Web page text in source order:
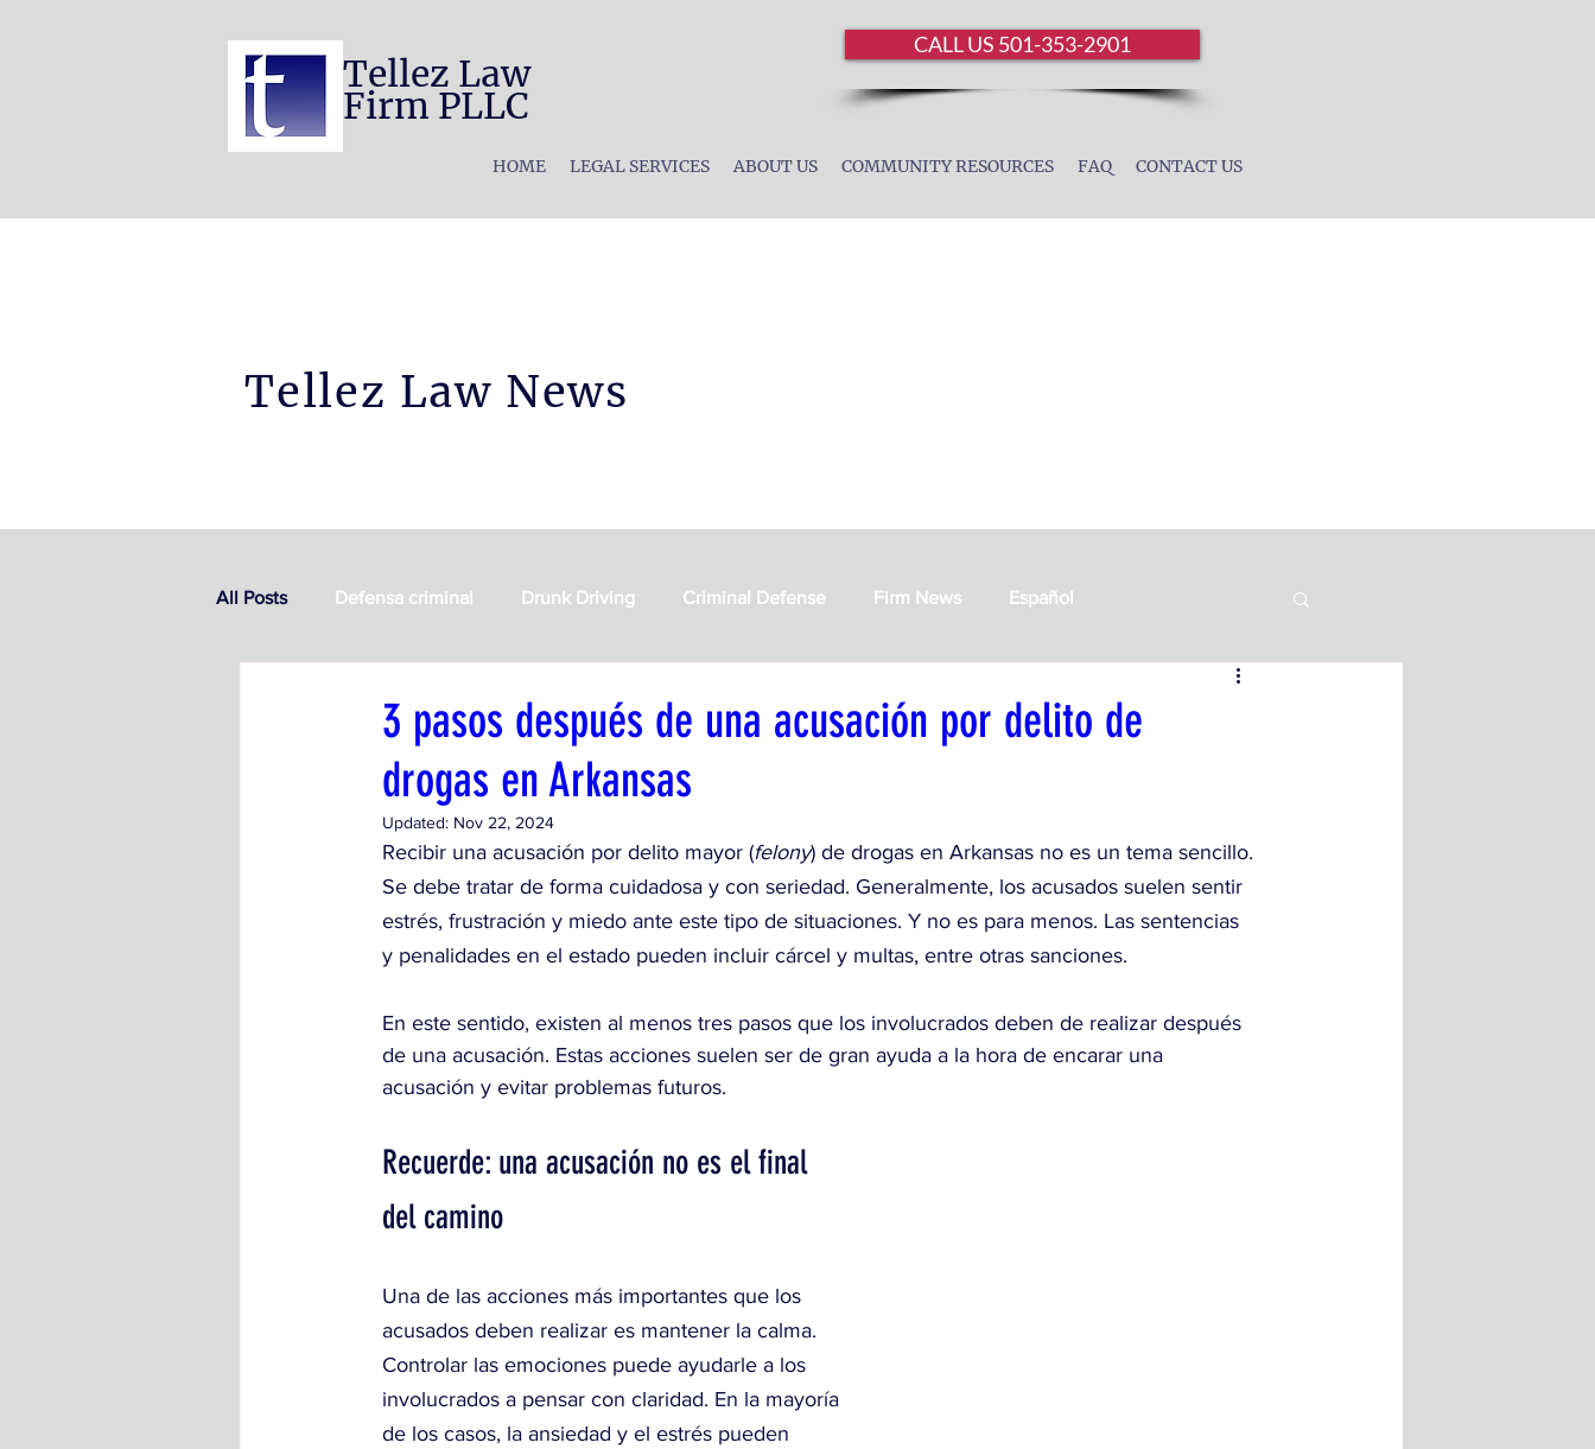
Tellez Law
Firm PLLC
CALL US 501-353-2901
HOME LEGAL SERVICES ABOUT US COMMUNITY RESOURCES FAQ CONTACT US
Tellez Law News
All Posts Defensa criminal Drunk Driving Criminal Defense Firm News Español
3 pasos después de una acusación por delito de
drogas en Arkansas
Updated: Nov 22, 2024
Recibir una acusación por delito mayor (felony) de drogas en Arkansas no es un tema sencillo.
Se debe tratar de forma cuidadosa y con seriedad. Generalmente, los acusados suelen sentir
estrés, frustración y miedo ante este tipo de situaciones. Y no es para menos. Las sentencias
y penalidades en el estado pueden incluir cárcel y multas, entre otras sanciones.
En este sentido, existen al menos tres pasos que los involucrados deben de realizar después
de una acusación. Estas acciones suelen ser de gran ayuda a la hora de encarar una
acusación y evitar problemas futuros.
Recuerde: una acusación no es el final
del camino
Una de las acciones más importantes que los
acusados deben realizar es mantener la calma.
Controlar las emociones puede ayudarle a los
involucrados a pensar con claridad. En la mayoría
de los casos, la ansiedad y el estrés pueden